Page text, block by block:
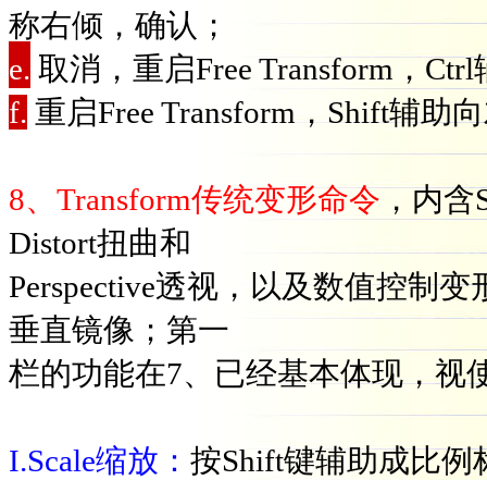
称右倾，确认；
e. 取消，重启Free Transform，
f. 重启Free Transform，Shift辅助
8、Transform传统变形命令，内含
Distort扭曲和
Perspective透视，以及数值控制
垂直镜像；第一
栏的功能在7、已经基本体现，视
I.Scale缩放： 按Shift键辅助成比